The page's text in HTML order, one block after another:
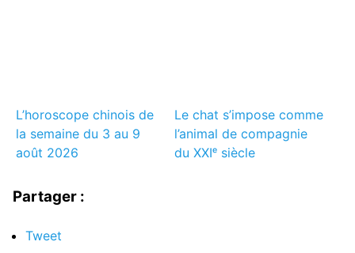
L’horoscope chinois de
la semaine du 3 au 9
août 2026
Le chat s’impose comme
l’animal de compagnie
du XXIᵉ siècle
Partager :
Tweet